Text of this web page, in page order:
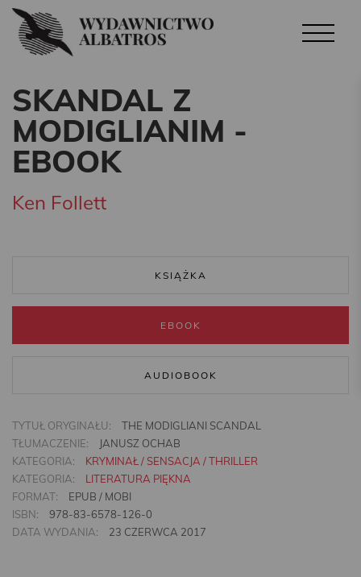
SKANDAL Z
MODIGLIANIM -
EBOOK
Ken Follett
KSIĄŻKA
EBOOK
AUDIOBOOK
TYTUŁ ORYGINAŁU:
THE MODIGLIANI SCANDAL
TŁUMACZENIE:
JANUSZ OCHAB
KATEGORIA:
KRYMINAŁ / SENSACJA / THRILLER
KATEGORIA:
LITERATURA PIĘKNA
FORMAT:
EPUB / MOBI
ISBN:
978-83-6578-126-0
DATA WYDANIA:
23 CZERWCA 2017